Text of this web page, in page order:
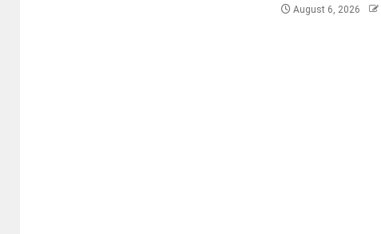
August 6, 2026